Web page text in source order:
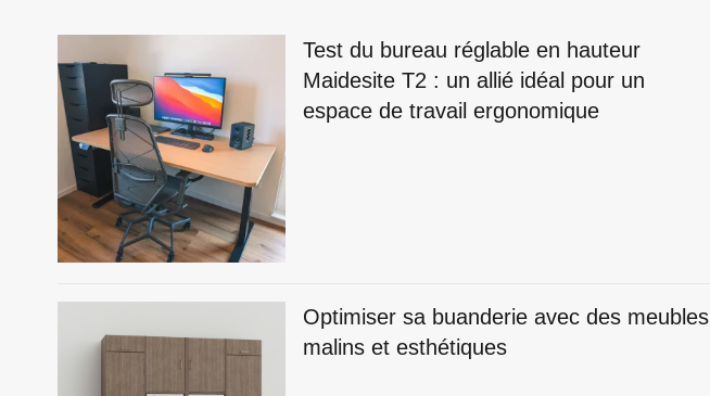
Test du bureau réglable en hauteur
Maidesite T2 : un allié idéal pour un
espace de travail ergonomique
Optimiser sa buanderie avec des meubles
malins et esthétiques